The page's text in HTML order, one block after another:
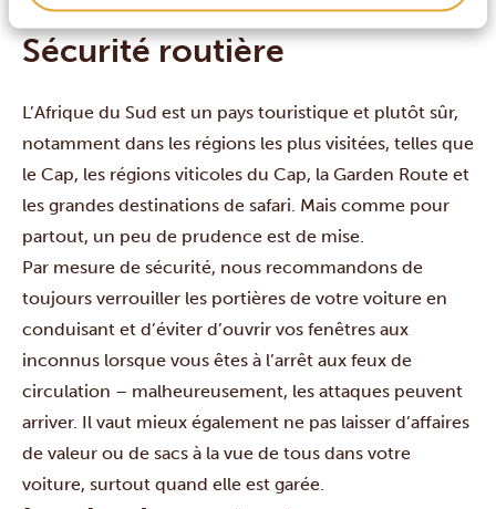
Sécurité routière
L’Afrique du Sud est un pays touristique et plutôt sûr,
notamment dans les régions les plus visitées, telles que
le Cap, les régions viticoles du Cap, la Garden Route et
les grandes destinations de safari. Mais comme pour
partout, un peu de prudence est de mise.
Par mesure de sécurité, nous recommandons de
toujours verrouiller les portières de votre voiture en
conduisant et d’éviter d’ouvrir vos fenêtres aux
inconnus lorsque vous êtes à l’arrêt aux feux de
circulation – malheureusement, les attaques peuvent
arriver. Il vaut mieux également ne pas laisser d’affaires
de valeur ou de sacs à la vue de tous dans votre
voiture, surtout quand elle est garée.